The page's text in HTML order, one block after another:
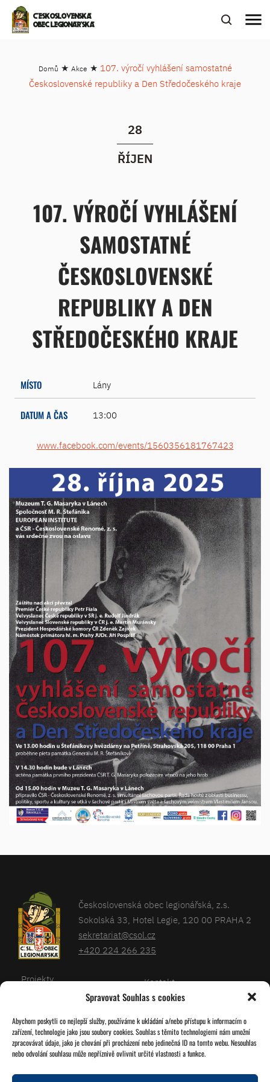
Spravovat Souhlas s cookies
Abychom poskytli co nejlepší služby, používáme k ukládání a/nebo přístupu k informacím o
zařízení, technologie jako jsou soubory cookies. Souhlas s těmito technologiemi nám umožní
zpracovávat údaje, jako je chování při procházení nebo jedinečná ID na tomto webu. Nesouhlas
nebo odvolání souhlasu může nepříznivě ovlivnit určité vlastnosti a funkce.
ČESKOSLOVENSKÁ
OBEC LEGIONÁŘSKÁ
menu
Domů ★ Akce ★ 107. výročí vyhlášení samostatné
Československé republiky a Den Středočeského kraje
28
ŘÍJEN
107. VÝROČÍ VYHLÁŠENÍ
SAMOSTATNÉ
ČESKOSLOVENSKÉ
REPUBLIKY A DEN
STŘEDOČESKÉHO KRAJE
MÍSTO Lány
DATUM A ČAS 13:00
www.facebook.com/events/1560356181767423
Československá obec legionářská, z.s.
Sokolská 33, Hotel Legie, 120 00 PRAHA 2
sekretariat@csol.cz
+420 224 266 235
Projekty
Kalendář
O nás
Kontakt
Databáze legionářů
Pro členy
Zásady cookies